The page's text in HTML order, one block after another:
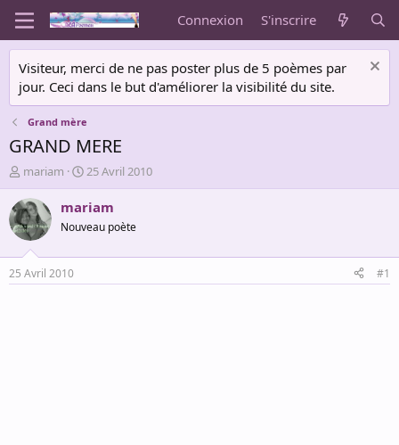
Connexion S'inscrire
Visiteur, merci de ne pas poster plus de 5 poèmes par
jour. Ceci dans le but d'améliorer la visibilité du site.
Grand mère
GRAND MERE
A
u
t
e
u
r
d
e
mariam
D
a
t
d
é
25 Avril 2010
mariam
Nouveau poète
25 Avril 2010 #1